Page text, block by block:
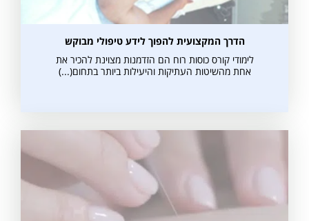
אני מאשרת קבלת דיוור פרסומי במייל
הדרך המקצועית להפוך לידע טיפולי מבוקש
לימודי קורס כוסות רוח הם הזדמנות מצוינת להכיר את
אחת מהשיטות העתיקות והיעילות ביותר בתחום(...)